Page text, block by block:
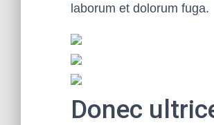
laborum et dolorum fuga.
Donec